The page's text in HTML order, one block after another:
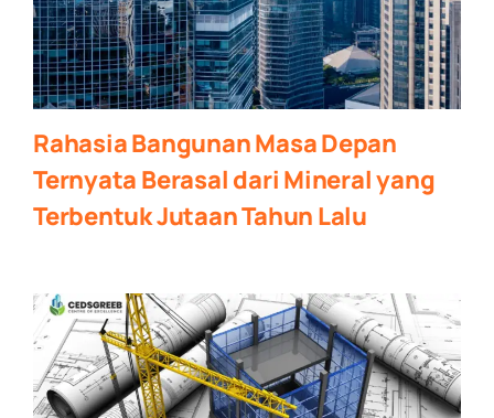
Rahasia Bangunan Masa Depan
Ternyata Berasal dari Mineral yang
Terbentuk Jutaan Tahun Lalu